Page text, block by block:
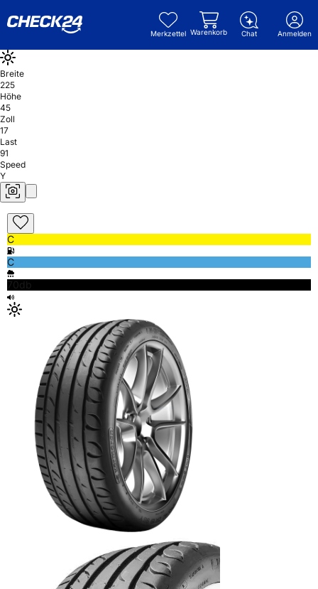
Merkzettel Warenkorb Chat Anmelden
Breite
225
Höhe
45
Zoll
17
Last
91
Speed
Y
C
C
70db